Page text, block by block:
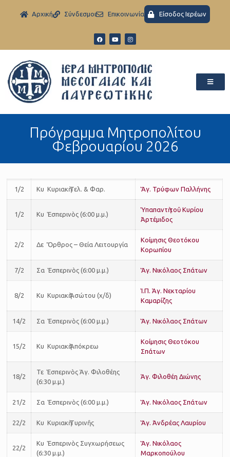
Aρχική Σύνδεσμοι Eπικοινωνία Είσοδος Ιερέων
Πρόγραμμα Μητροπολίτου
Φεβρουαρίου 2026
1/2 Κυ Κυριακὴ Τελ. & Φαρ. Ἅγ. Τρύφων Παλλήνης
1/2 Κυ Ἑσπερινὸς (6:00 μ.μ.)
Ὑπαπαντὴ τοῦ Κυρίου
Ἀρτέμιδος
2/2 Δε Ὄρθρος – Θεία Λειτουργία
Κοίμησις Θεοτόκου
Κορωπίου
7/2 Σα Ἑσπερινὸς (6:00 μ.μ.) Ἅγ. Νικόλαος Σπάτων
8/2 Κυ Κυριακὴ Ἀσώτου (χ/δ)
Ἱ.Π. Ἁγ. Νεκταρίου
Καμαρίζης
14/2 Σα Ἑσπερινὸς (6:00 μ.μ.) Ἅγ. Νικόλαος Σπάτων
15/2 Κυ Κυριακὴ Ἀπόκρεω
Κοίμησις Θεοτόκου
Σπάτων
18/2
Τε Ἑσπερινὸς Ἁγ. Φιλοθέης
(6:30 μ.μ.)
Ἁγ. Φιλοθέη Διώνης
21/2 Σα Ἑσπερινὸς (6:00 μ.μ.) Ἅγ. Νικόλαος Σπάτων
22/2 Κυ Κυριακὴ Τυρινῆς Ἅγ. Ἀνδρέας Λαυρίου
22/2
Κυ Ἑσπερινὸς Συγχωρήσεως
(6:30 μ.μ.)
Ἅγ. Νικόλαος
Μαρκοπούλου